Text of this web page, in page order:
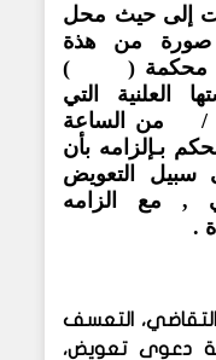
إلى حيث محل
صورة من هذة
محكمة ( )
العلنية التي
/ من الساعة
بـإلزامه بأن
سبيل التعويض
, مع الزامه
.
التعسف
دعوى تعويض،